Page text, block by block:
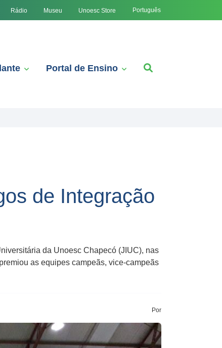
Rádio Museu Unoesc Store Português
Portal de Ensino
de Integração
da Unoesc Chapecó (JIUC), nas
as equipes campeãs, vice-campeãs
Por